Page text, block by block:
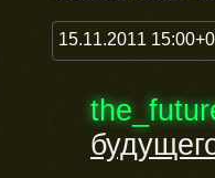
15.11.2011